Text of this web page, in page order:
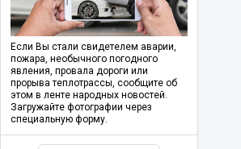
Если Вы стали свидетелем аварии,
пожара, необычного погодного
явления, провала дороги или
прорыва теплотрассы, сообщите об
этом в ленте народных новостей.
Загружайте фотографии через
специальную форму.